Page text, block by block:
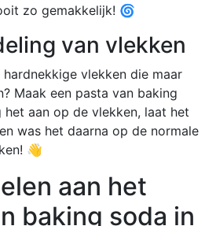
zo gemakkelijk! 🌀
van vlekken
vlekken die maar
Maak een pasta van baking
het aan op de vlekken, laat het
was het daarna op de normale
👋
aan het
baking soda in